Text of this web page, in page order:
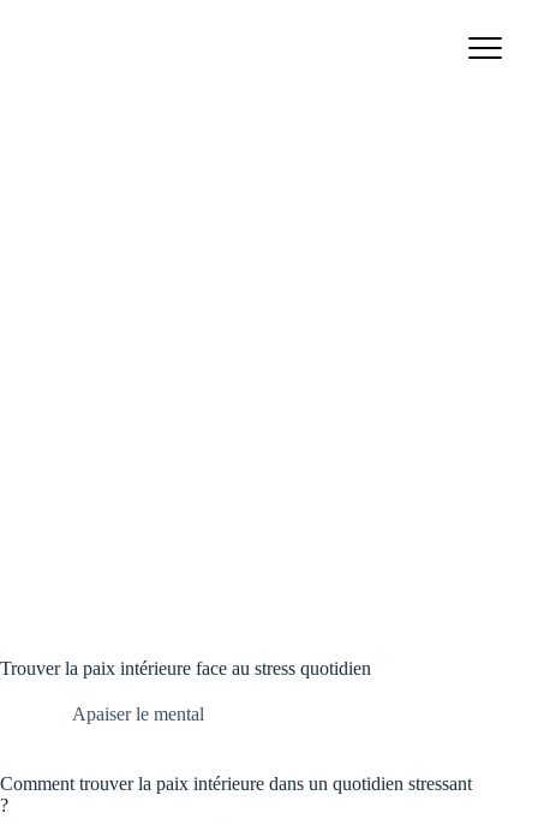
Trouver la paix intérieure face au stress quotidien
Apaiser le mental
Comment trouver la paix intérieure dans un quotidien stressant
?